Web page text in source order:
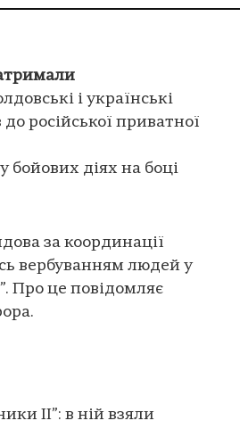
і українські
російської приватної
бойових діях на боці
за координації
вербуванням людей у
Про це повідомляє
ІІ”: в ній взяли